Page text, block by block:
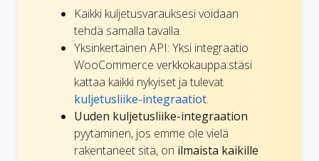
Kaikki kuljetusvarauksesi voidaan
tehdä samalla tavalla.
Yksinkertainen API: Yksi integraatio
WooCommerce verkkokauppa:stäsi
kattaa kaikki nykyiset ja tulevat
kuljetusliike-integraatiot.
Uuden kuljetusliike-integraation
pyytäminen, jos emme ole vielä
rakentaneet sitä, on ilmaista kaikille